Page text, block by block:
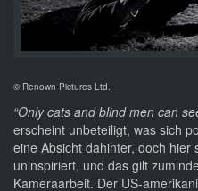
© Renown Pictures Ltd.
“Only cats and blind men can
erscheint unbeteiligt, was sich
eine Absicht dahinter, doch hier
uninspiriert, und das gilt
Kameraarbeit. Der US-